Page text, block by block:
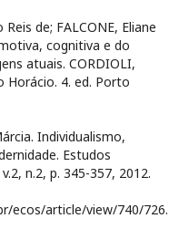
de; FALCONE, Eliane
cognitiva e do
atuais. CORDIOLI,
Horácio. 4. ed. Porto
Individualismo,
Estudos
n.2, p. 345-357, 2012.
ecos/article/view/740/726.